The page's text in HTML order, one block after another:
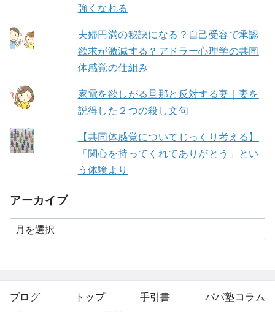
強くなれる
夫婦円満の秘訣になる？自己受容で承認
欲求が激減する？アドラー心理学の共同
体感覚の仕組み
家電を欲しがる旦那と反対する妻｜妻を
説得した２つの殺し文句
【共同体感覚についてじっくり考える】
「関心を持ってくれてありがとう」とい
う体験より
アーカイブ
ブログ トップ 手引書 パパ塾コラム